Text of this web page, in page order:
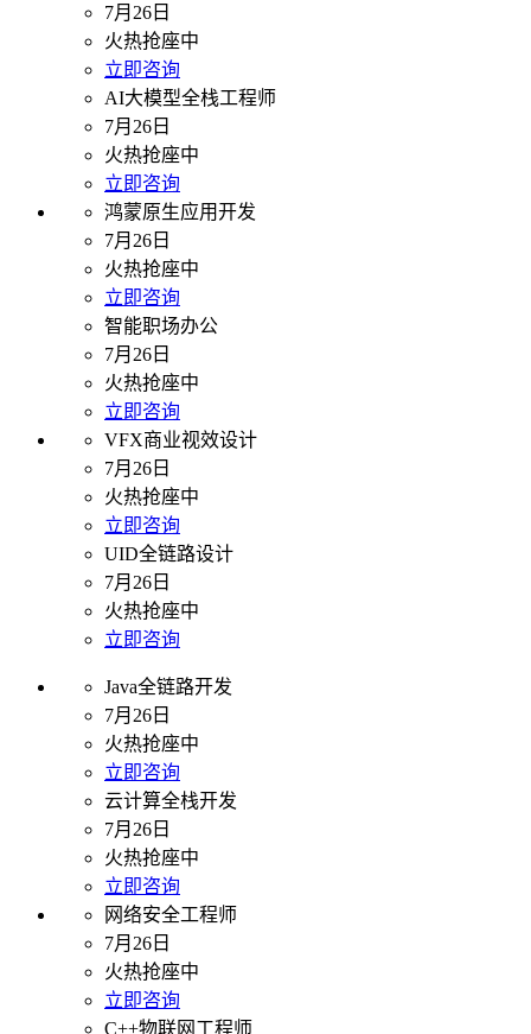
7月26日
火热抢座中
立即咨询
AI大模型全栈工程师
7月26日
火热抢座中
立即咨询
鸿蒙原生应用开发
7月26日
火热抢座中
立即咨询
智能职场办公
7月26日
火热抢座中
立即咨询
VFX商业视效设计
7月26日
火热抢座中
立即咨询
UID全链路设计
7月26日
火热抢座中
立即咨询
Java全链路开发
7月26日
火热抢座中
立即咨询
云计算全栈开发
7月26日
火热抢座中
立即咨询
网络安全工程师
7月26日
火热抢座中
立即咨询
C++物联网工程师